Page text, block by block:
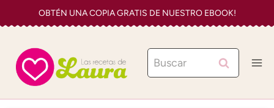
al
contenido
OBTÉN UNA COPIA GRATIS DE NUESTRO EBOOK!
Buscar: